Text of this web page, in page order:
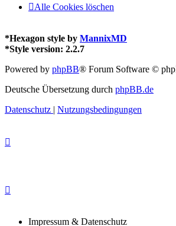
Alle Cookies löschen
*Hexagon style by MannixMD
*Style version: 2.2.7
Powered by phpBB® Forum Software ©
Deutsche Übersetzung durch phpBB.de
Datenschutz | Nutzungsbedingungen
Impressum & Datenschutz